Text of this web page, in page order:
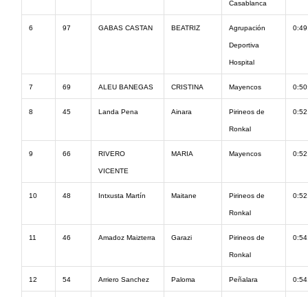
Casablanca
6 97 GABAS CASTAN BEATRIZ Agrupación
Deportiva
Hospital
7 69 ALEU BANEGAS CRISTINA Mayencos
8 45 Landa Pena Ainara Pirineos de
Ronkal
9 66 RIVERO
VICENTE
MARIA Mayencos
10 48 Intxusta Martín Maitane Pirineos de
Ronkal
11 46 Amadoz Maizterra Garazi Pirineos de
Ronkal
12 54 Arriero Sanchez Paloma Peñalara